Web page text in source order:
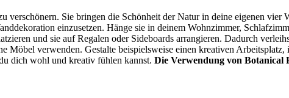
verschönern. Sie bringen die Schönheit der Natur in deine eigenen vier
einzusetzen. Hänge sie in deinem Wohnzimmer,
und sie auf Regalen oder Sideboards arrangieren. Dadurch
Möbel verwenden. Gestalte beispielsweise einen kreativen
dich wohl und kreativ fühlen kannst. Die Verwendung von Botanical